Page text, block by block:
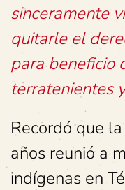
sinceramente
quitarle el
para beneficio
terratenientes
Recordó que
años reunió a
indígenas en